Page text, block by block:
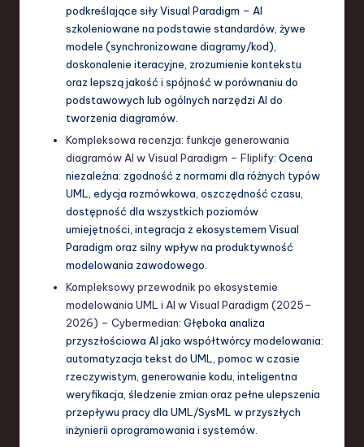
podkreślające siły Visual Paradigm – AI
szkoleniowane na podstawie standardów, żywe
modele (synchronizowane diagramy/kod),
doskonalenie iteracyjne, zrozumienie kontekstu
oraz lepszą jakość i spójność w porównaniu do
podstawowych lub ogólnych narzędzi AI do
tworzenia diagramów.
Kompleksowa recenzja: funkcje generowania
diagramów AI w Visual Paradigm – Fliplify: Ocena
niezależna: zgodność z normami dla różnych typów
UML, edycja rozmówkowa, oszczędność czasu,
dostępność dla wszystkich poziomów
umiejętności, integracja z ekosystemem Visual
Paradigm oraz silny wpływ na produktywność
modelowania zawodowego.
Kompleksowy przewodnik po ekosystemie
modelowania UML i AI w Visual Paradigm (2025–
2026) – Cybermedian: Głęboka analiza
przyszłościowa AI jako współtwórcy modelowania:
automatyzacja tekst do UML, pomoc w czasie
rzeczywistym, generowanie kodu, inteligentna
weryfikacja, śledzenie zmian oraz pełne ulepszenia
przepływu pracy dla UML/SysML w przyszłych
inżynierii oprogramowania i systemów.